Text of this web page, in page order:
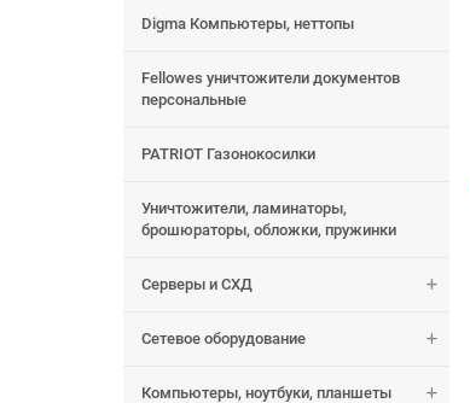
Digma Компьютеры, неттопы
Fellowes уничтожители документов
персональные
PATRIOT Газонокосилки
Уничтожители, ламинаторы,
брошюраторы, обложки, пружинки
Серверы и СХД
Сетевое оборудование
Компьютеры, ноутбуки, планшеты